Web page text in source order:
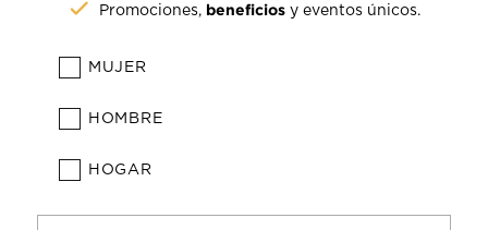
Promociones, beneficios y eventos únicos.
MUJER
HOMBRE
HOGAR